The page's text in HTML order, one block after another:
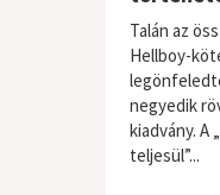
Talán az
Hellboy-
negyedik
kiadvány. A
teljesül”...